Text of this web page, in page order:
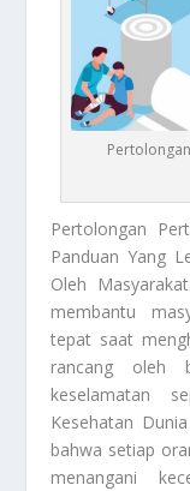
Pertolongan
Panduan Yang
Oleh
membantu
tepat saat
rancang oleh
keselamatan
Kesehatan
bahwa setiap
menangani